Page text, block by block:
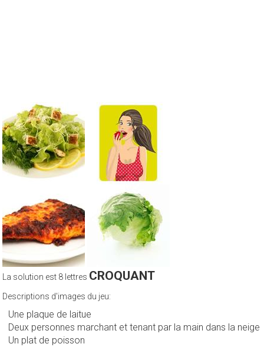
La solution est 8 lettres CROQUANT
Descriptions d'images du jeu:
Une plaque de laitue
Deux personnes marchant et tenant par la main dans la neige
Un plat de poisson